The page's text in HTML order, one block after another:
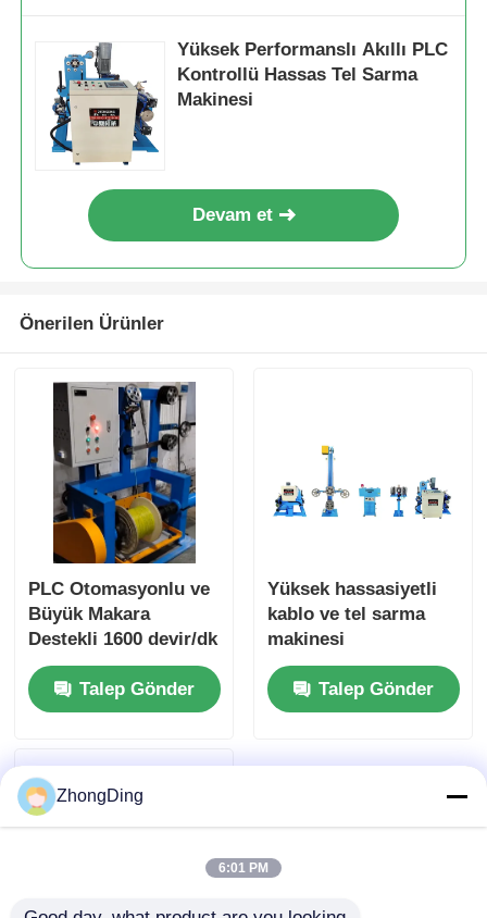
Yüksek Performanslı Akıllı PLC
Kontrollü Hassas Tel Sarma
Makinesi
Devam et
Önerilen Ürünler
PLC Otomasyonlu ve
Büyük Makara
Destekli 1600 devir/dk
Çift Sarım Makinesi
Talep Gönder
Yüksek hassasiyetli
kablo ve tel sarma
makinesi
Talep Gönder
ZhongDing
6:01 PM